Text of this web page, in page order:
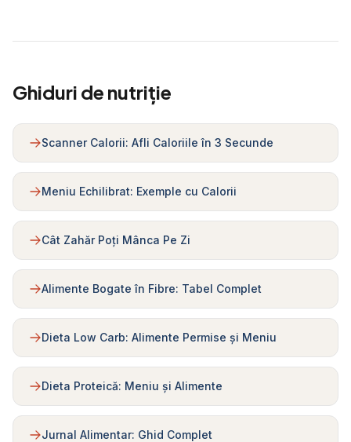
Ghiduri de nutriție
Scanner Calorii: Afli Caloriile în 3 Secunde
Meniu Echilibrat: Exemple cu Calorii
Cât Zahăr Poți Mânca Pe Zi
Alimente Bogate în Fibre: Tabel Complet
Dieta Low Carb: Alimente Permise și Meniu
Dieta Proteică: Meniu și Alimente
Jurnal Alimentar: Ghid Complet